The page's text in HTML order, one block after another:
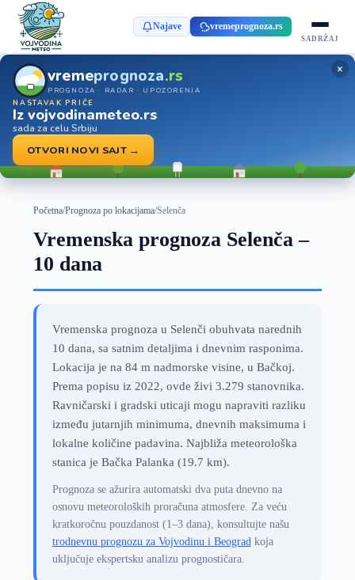
Najave vremeprognoza.rs
SADRŽAJ
vremeprognoza.rs
PROGNOZA · RADAR · UPOZORENJA
NASTAVAK PRIČE
Iz vojvodinameteo.rs
sada za celu Srbiju
OTVORI NOVI SAJT →
×
Početna/Prognoza po lokacijama/Selenča
Vremenska prognoza Selenča –
10 dana
Vremenska prognoza u Selenči obuhvata narednih
10 dana, sa satnim detaljima i dnevnim rasponima.
Lokacija je na 84 m nadmorske visine, u Bačkoj.
Prema popisu iz 2022, ovde živi 3.279 stanovnika.
Ravničarski i gradski uticaji mogu napraviti razliku
između jutarnjih minimuma, dnevnih maksimuma i
lokalne količine padavina. Najbliža meteorološka
stanica je Bačka Palanka (19.7 km).
Prognoza se ažurira automatski dva puta dnevno na
osnovu meteoroloških proračuna atmosfere. Za veću
kratkoročnu pouzdanost (1–3 dana), konsultujte našu
trodnevnu prognozu za Vojvodinu i Beogradkoja
uključuje ekspertsku analizu prognostičara.